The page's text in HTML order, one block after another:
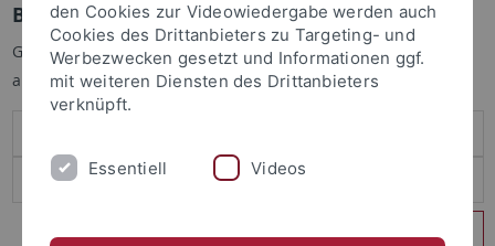
Benutzeranmeldung
Geben Sie Ihren Benutzernamen und Ihr Passwort an um sich
anzumelden:
den Cookies zur Videowiedergabe werden auch
Cookies des Drittanbieters zu Targeting- und
Werbezwecken gesetzt und Informationen ggf.
mit weiteren Diensten des Drittanbieters
verknüpft.
Essentiell Videos